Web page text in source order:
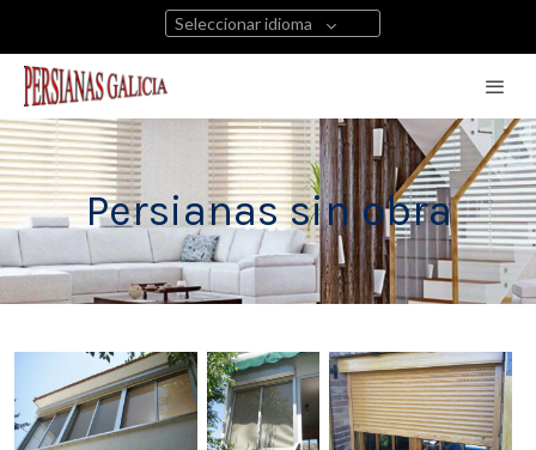
Seleccionar idioma
Persianas sin obra